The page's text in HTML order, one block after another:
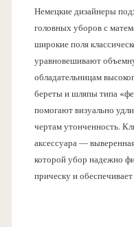
Немецкие дизайнеры
головных уборов с
широкие поля
уравновешивают
обладательницам
береты и шляпы типа
помогают визуально
чертам утонченность.
аксессуара —
которой убор надежно
прическу и